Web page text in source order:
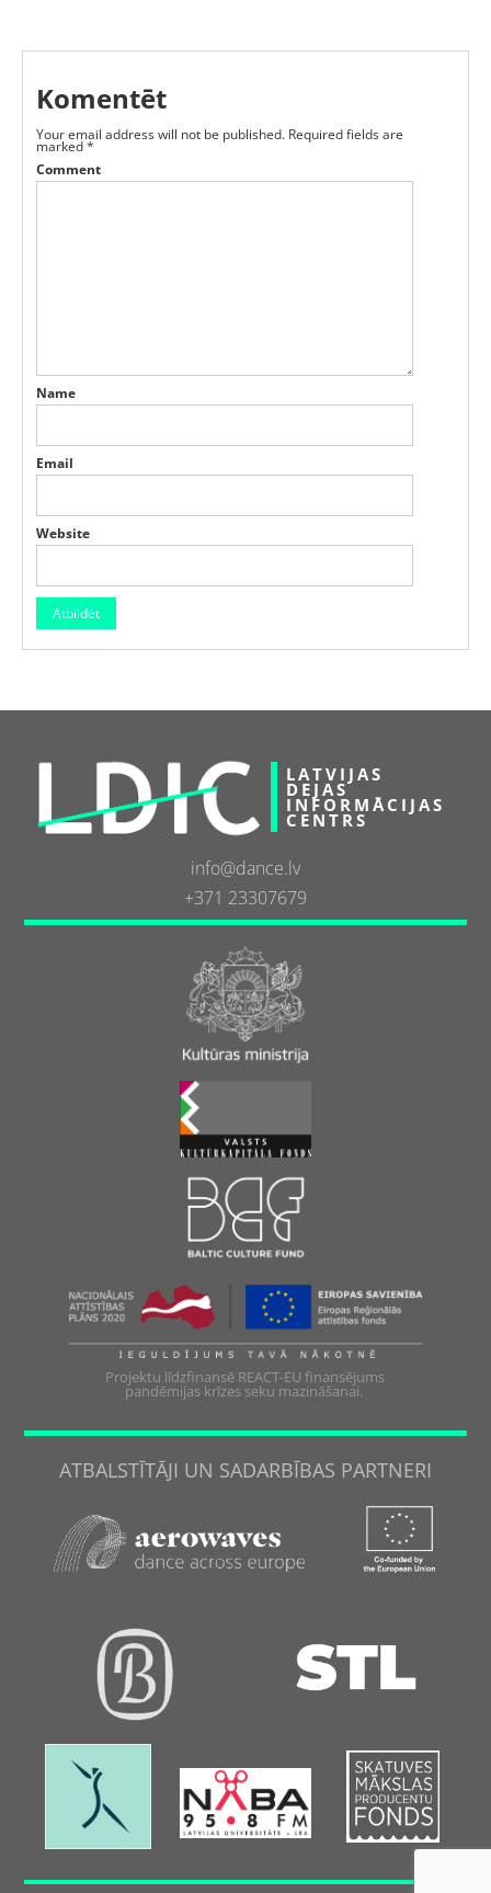
Komentēt
Your email address will not be published. Required fields are
marked*
Comment
Name
Email
Website
LATVIJAS
DEJAS
INFORMĀCIJAS
CENTRS
info@dance.lv
+371 23307679
Projektu līdzfinansē REACT-EU finansējums
pandēmijas krīzes seku mazināšanai.
ATBALSTĪTĀJI UN SADARBĪBAS PARTNERI